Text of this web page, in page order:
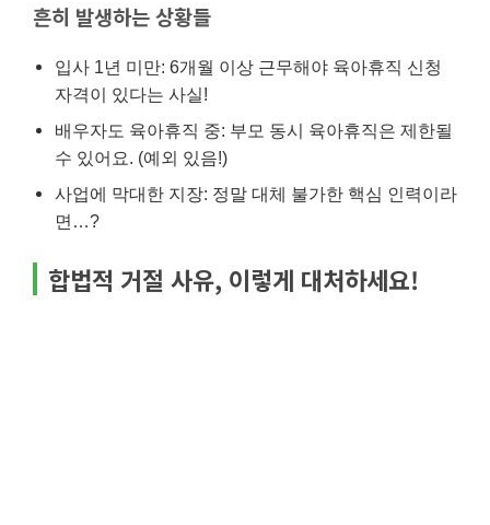
흔히 발생하는 상황들
입사 1년 미만: 6개월 이상 근무해야 육아휴직 신청
자격이 있다는 사실!
배우자도 육아휴직 중: 부모 동시 육아휴직은 제한될
수 있어요. (예외 있음!)
사업에 막대한 지장: 정말 대체 불가한 핵심 인력이라
면…?
합법적 거절 사유, 이렇게 대처하세요!